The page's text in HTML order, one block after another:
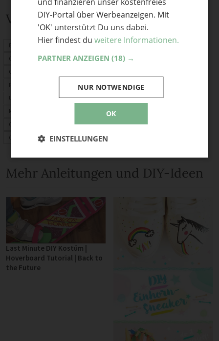
Verwandte Themen
Basteln mit Kindern
Geschenke nähen
Origami
Fimo
Upcycling
Mitbringsel
Geschenkideen
Geburtstagskarte
Mehr Anleitungen und DIY-Ideen
Last Minute DIY Kostüm |
Hoverboard Tutorial | Back to
the Future
DIY-Portal über Werbeanzeigen. Mit
'OK' unterstützt Du uns dabei.
Hier findest du weitere Informationen.
PARTNER ANZEIGEN (18) →
OK
NUR NOTWENDIGE
EINSTELLUNGEN